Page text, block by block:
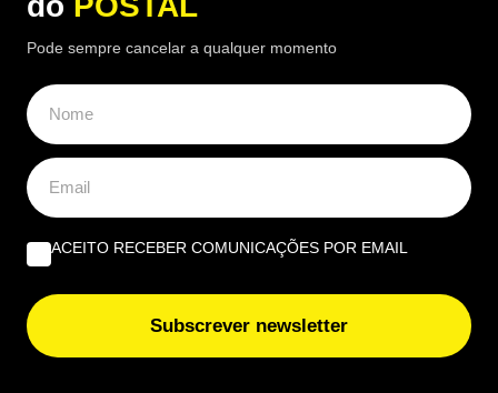
ALGARVE,GASTRONOMIA
Pode sempre cancelar a qualquer momento
ACEITO RECEBER COMUNICAÇÕES POR EMAIL
Subscrever newsletter